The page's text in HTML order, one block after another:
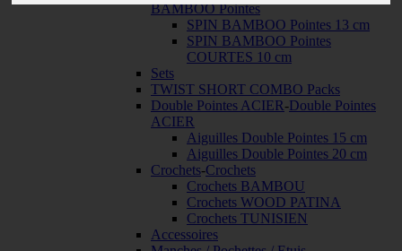
BAMBOO Pointes
SPIN BAMBOO Pointes 13 cm
SPIN BAMBOO Pointes
COURTES 10 cm
Sets
TWIST SHORT COMBO Packs
Double Pointes ACIER-Double Pointes
ACIER
Aiguilles Double Pointes 15 cm
Aiguilles Double Pointes 20 cm
Crochets-Crochets
Crochets BAMBOU
Crochets WOOD PATINA
Crochets TUNISIEN
Accessoires